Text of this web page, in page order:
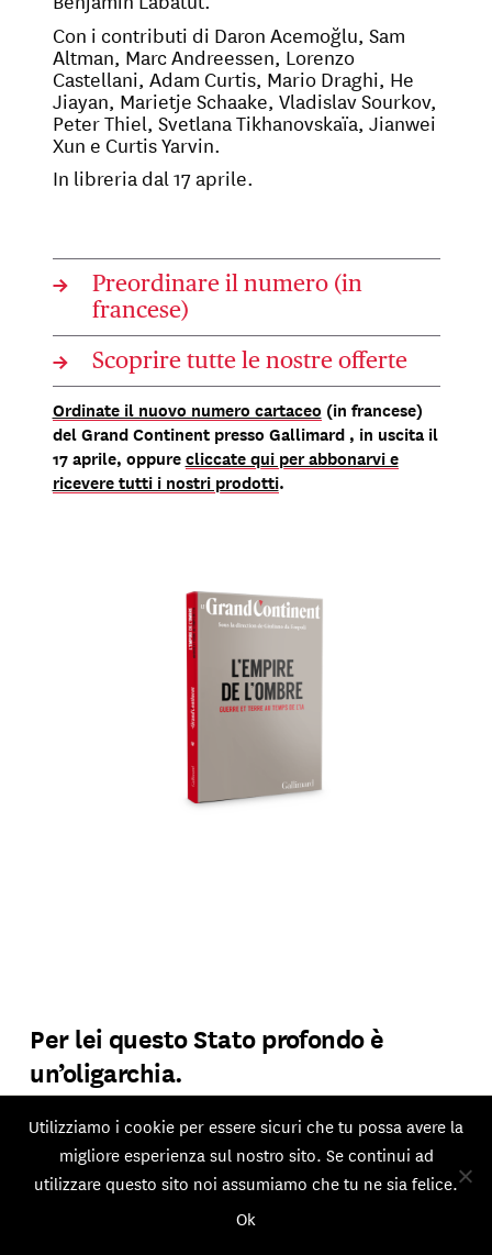
Con i contributi di Daron Acemoğlu, Sam
Altman, Marc Andreessen, Lorenzo
Castellani, Adam Curtis, Mario Draghi, He
Jiayan, Marietje Schaake, Vladislav Sourkov,
Peter Thiel, Svetlana Tikhanovskaïa, Jianwei
Xun e Curtis Yarvin.
In libreria dal 17 aprile.
→
Preordinare il numero (in
francese)
→ Scoprire tutte le nostre offerte
Ordinate il nuovo numero cartaceo (in francese)
del Grand Continent presso Gallimard , in uscita il
17 aprile, oppurecliccate qui per abbonarvi e
ricevere tutti i nostri prodotti.
Per lei questo Stato profondo è
un’oligarchia.
Sì. Ed è una burocrazia.
Qual è la differenza?
Utilizziamo i cookie per essere sicuri che tu possa avere la
migliore esperienza sul nostro sito. Se continui ad
utilizzare questo sito noi assumiamo che tu ne sia felice.
Ok